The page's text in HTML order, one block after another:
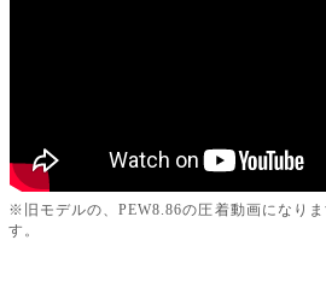
※旧モデルの、PEW8.86の圧着動画になり
す。